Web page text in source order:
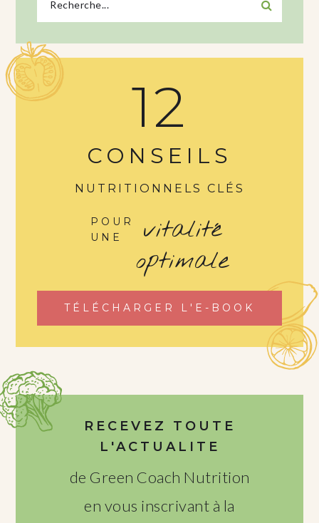
12
CONSEILS
NUTRITIONNELS CLÉS
POUR
UNE
vitalité
optimale
TÉLÉCHARGER L'E-BOOK
RECEVEZ TOUTE
L'ACTUALITE
de Green Coach Nutrition
en vous inscrivant à la